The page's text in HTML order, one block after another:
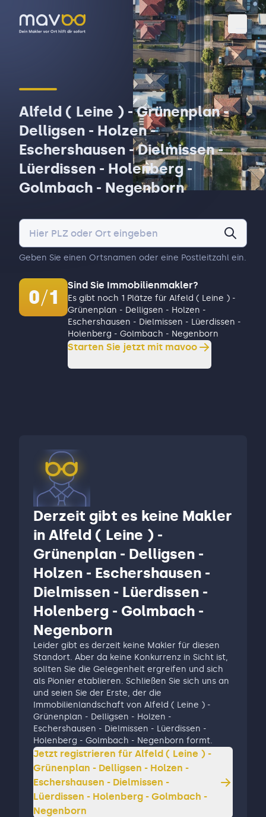
Alfeld ( Leine ) - Grünenplan -
Delligsen - Holzen -
Eschershausen - Dielmissen -
Lüerdissen - Holenberg -
Golmbach - Negenborn
Geben Sie einen Ortsnamen oder eine Postleitzahl ein.
0/1
Sind Sie Immobilienmakler?
Es gibt noch 1 Plätze für Alfeld ( Leine ) -
Grünenplan - Delligsen - Holzen -
Eschershausen - Dielmissen - Lüerdissen -
Holenberg - Golmbach - Negenborn
Starten Sie jetzt mit mavoo
Derzeit gibt es keine Makler
in Alfeld ( Leine ) -
Grünenplan - Delligsen -
Holzen - Eschershausen -
Dielmissen - Lüerdissen -
Holenberg - Golmbach -
Negenborn
Leider gibt es derzeit keine Makler für diesen
Standort. Aber da keine Konkurrenz in Sicht ist,
sollten Sie die Gelegenheit ergreifen und sich
als Pionier etablieren. Schließen Sie sich uns an
und seien Sie der Erste, der die
Immobilienlandschaft von Alfeld ( Leine ) -
Grünenplan - Delligsen - Holzen -
Eschershausen - Dielmissen - Lüerdissen -
Holenberg - Golmbach - Negenborn formt.
Jetzt registrieren für Alfeld ( Leine ) -
Grünenplan - Delligsen - Holzen -
Eschershausen - Dielmissen -
Lüerdissen - Holenberg - Golmbach -
Negenborn